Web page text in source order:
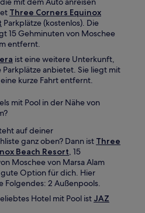
Three Corners Equinox
Parkplätze (kostenlos). Die
15 Gehminuten von Moschee
entfernt.
ist eine weitere Unterkunft,
Parkplätze anbietet. Sie liegt mit
kurze Fahrt entfernt.
mit Pool in der Nähe von
auf deiner
ganz oben? Dann ist Three
Beach Resort, 15
Moschee von Marsa Alam
Option für dich. Hier
Folgendes: 2 Außenpools.
Hotel mit Pool ist JAZ